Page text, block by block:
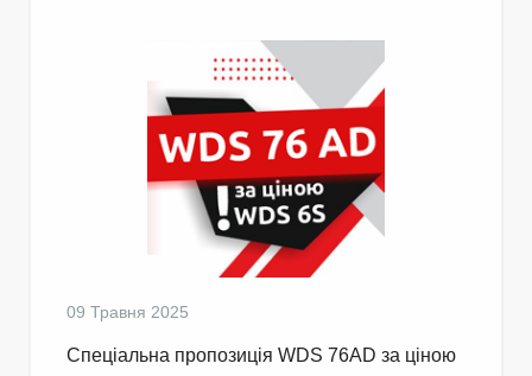
09 Травня 2025
Cпеціальна пропозиція WDS 76AD за ціною